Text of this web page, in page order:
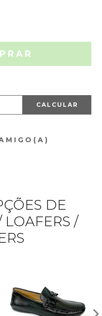
CALCULAR
DE
LOAFERS /